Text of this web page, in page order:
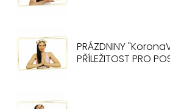
PRÁZDNINY
PŘÍLEŽITOST PRO